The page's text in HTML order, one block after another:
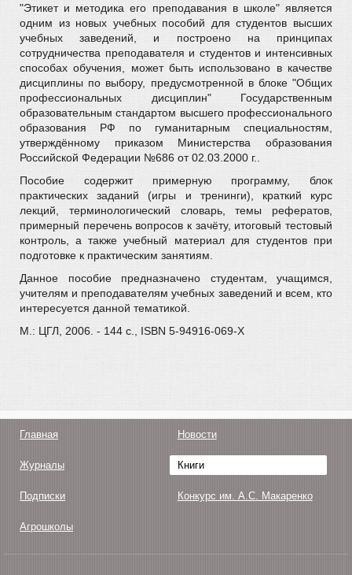
"Этикет и методика его преподавания в школе" является
одним из новых учебных пособий для студентов высших
учебных заведений, и построено на принципах
сотрудничества преподавателя и студентов и интенсивных
способах обучения, может быть использовано в качестве
дисциплины по выбору, предусмотренной в блоке "Общих
профессиональных дисциплин" Государственным
образовательным стандартом высшего профессионального
образования РФ по гуманитарным специальностям,
утверждённому приказом Министерства образования
Российской Федерации №686 от 02.03.2000 г..
Пособие содержит примерную программу, блок
практических заданий (игры и тренинги), краткий курс
лекций, терминологический словарь, темы рефератов,
примерный перечень вопросов к зачёту, итоговый тестовый
контроль, а также учебный материал для студентов при
подготовке к практическим занятиям.
Данное пособие предназначено студентам, учащимся,
учителям и преподавателям учебных заведений и всем, кто
интересуется данной тематикой.
М.: ЦГЛ, 2006. - 144 с., ISBN 5-94916-069-Х
Главная Новости
Журналы Книги
Подписки Конкурс им. А.С. Макаренко
Агрошколы